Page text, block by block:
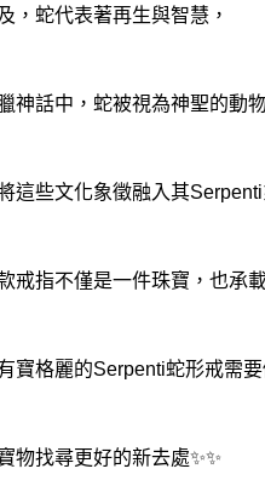
，蛇代表著再生與智慧，
神話中，蛇被視為神聖的動
這些文化象徵融入其Serpenti
戒指不僅是一件珠寶，也承
寶格麗的Serpenti蛇形戒需
物找尋更好的新去處✨✨